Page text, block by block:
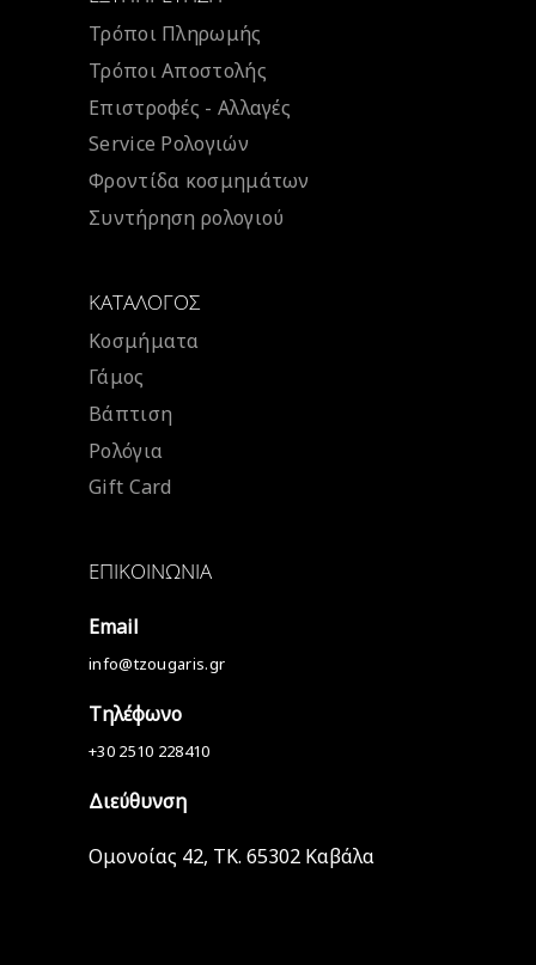
Τρόποι Πληρωμής
Τρόποι Αποστολής
Επιστροφές - Αλλαγές
Service Ρολογιών
Φροντίδα κοσμημάτων
Συντήρηση ρολογιού
ΚΑΤΆΛΟΓΟΣ
Κοσμήματα
Γάμος
Βάπτιση
Ρολόγια
Gift Card
ΕΠΙΚΟΙΝΩΝΊΑ
Email
info@tzougaris.gr
Τηλέφωνο
+30 2510 228410
Διεύθυνση
Ομονοίας 42, ΤΚ. 65302 Καβάλα